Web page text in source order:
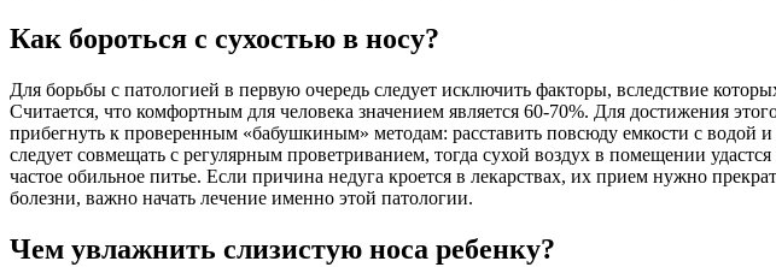
Как бороться с сухостью в носу?
Для борьбы с патологией в первую очередь следует исключить факторы, вследствие
Считается, что комфортным для человека значением является 60-70%. Для достижения
прибегнуть к проверенным «бабушкиным» методам: расставить повсюду емкости с водой
следует совмещать с регулярным проветриванием, тогда сухой воздух в помещении
частое обильное питье. Если причина недуга кроется в лекарствах, их прием нужно
болезни, важно начать лечение именно этой патологии.
Чем увлажнить слизистую носа ребенку?